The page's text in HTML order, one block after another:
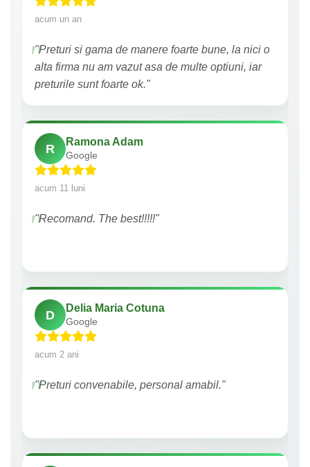
acum un an
"Preturi si gama de manere foarte bune, la nici o
alta firma nu am vazut asa de multe optiuni, iar
preturile sunt foarte ok."
R
Ramona Adam
Google
acum 11 luni
"Recomand. The best!!!!!"
D
Delia Maria Cotuna
Google
acum 2 ani
"Preturi convenabile, personal amabil."